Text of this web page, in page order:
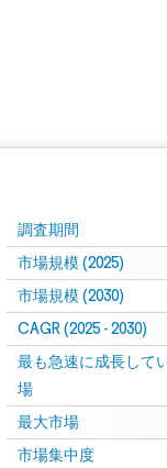
調査期間
市場規模 (2025)
市場規模 (2030)
CAGR (2025 - 2030)
最も急速に成長して
場
最大市場
市場集中度